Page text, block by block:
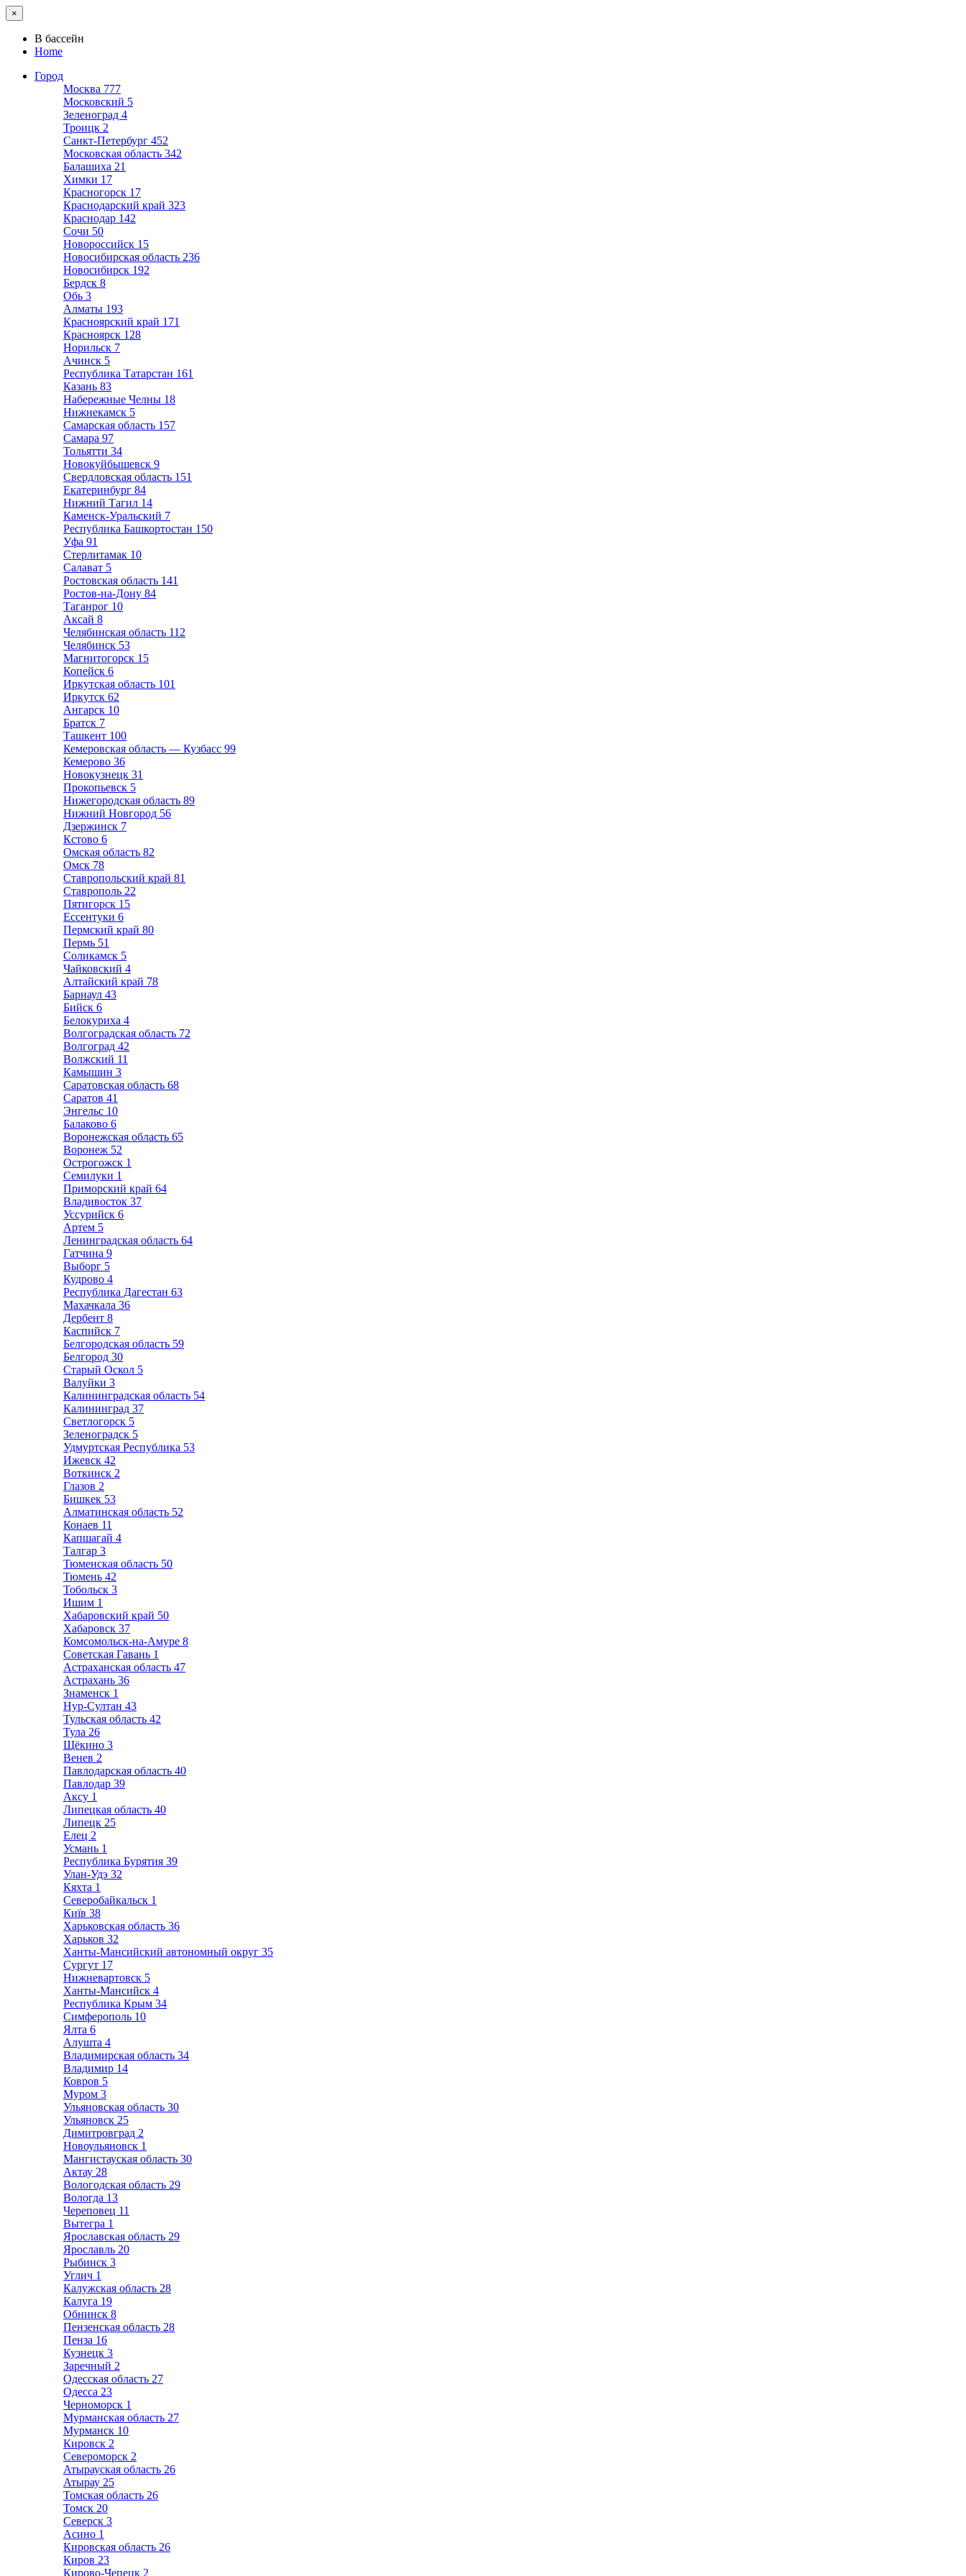
×
В бассейн
Home
Город
Москва 777
Московский 5
Зеленоград 4
Троицк 2
Санкт-Петербург 452
Московская область 342
Балашиха 21
Химки 17
Красногорск 17
Краснодарский край 323
Краснодар 142
Сочи 50
Новороссийск 15
Новосибирская область 236
Новосибирск 192
Бердск 8
Обь 3
Алматы 193
Красноярский край 171
Красноярск 128
Норильск 7
Ачинск 5
Республика Татарстан 161
Казань 83
Набережные Челны 18
Нижнекамск 5
Самарская область 157
Самара 97
Тольятти 34
Новокуйбышевск 9
Свердловская область 151
Екатеринбург 84
Нижний Тагил 14
Каменск-Уральский 7
Республика Башкортостан 150
Уфа 91
Стерлитамак 10
Салават 5
Ростовская область 141
Ростов-на-Дону 84
Таганрог 10
Аксай 8
Челябинская область 112
Челябинск 53
Магнитогорск 15
Копейск 6
Иркутская область 101
Иркутск 62
Ангарск 10
Братск 7
Ташкент 100
Кемеровская область — Кузбасс 99
Кемерово 36
Новокузнецк 31
Прокопьевск 5
Нижегородская область 89
Нижний Новгород 56
Дзержинск 7
Кстово 6
Омская область 82
Омск 78
Ставропольский край 81
Ставрополь 22
Пятигорск 15
Ессентуки 6
Пермский край 80
Пермь 51
Соликамск 5
Чайковский 4
Алтайский край 78
Барнаул 43
Бийск 6
Белокуриха 4
Волгоградская область 72
Волгоград 42
Волжский 11
Камышин 3
Саратовская область 68
Саратов 41
Энгельс 10
Балаково 6
Воронежская область 65
Воронеж 52
Острогожск 1
Семилуки 1
Приморский край 64
Владивосток 37
Уссурийск 6
Артем 5
Ленинградская область 64
Гатчина 9
Выборг 5
Кудрово 4
Республика Дагестан 63
Махачкала 36
Дербент 8
Каспийск 7
Белгородская область 59
Белгород 30
Старый Оскол 5
Валуйки 3
Калининградская область 54
Калининград 37
Светлогорск 5
Зеленоградск 5
Удмуртская Республика 53
Ижевск 42
Воткинск 2
Глазов 2
Бишкек 53
Алматинская область 52
Конаев 11
Капшагай 4
Талгар 3
Тюменская область 50
Тюмень 42
Тобольск 3
Ишим 1
Хабаровский край 50
Хабаровск 37
Комсомольск-на-Амуре 8
Советская Гавань 1
Астраханская область 47
Астрахань 36
Знаменск 1
Нур-Султан 43
Тульская область 42
Тула 26
Щёкино 3
Венев 2
Павлодарская область 40
Павлодар 39
Аксу 1
Липецкая область 40
Липецк 25
Елец 2
Усмань 1
Республика Бурятия 39
Улан-Удэ 32
Кяхта 1
Северобайкальск 1
Київ 38
Харьковская область 36
Харьков 32
Ханты-Мансийский автономный округ 35
Сургут 17
Нижневартовск 5
Ханты-Мансийск 4
Республика Крым 34
Симферополь 10
Ялта 6
Алушта 4
Владимирская область 34
Владимир 14
Ковров 5
Муром 3
Ульяновская область 30
Ульяновск 25
Димитровград 2
Новоульяновск 1
Мангистауская область 30
Актау 28
Вологодская область 29
Вологда 13
Череповец 11
Вытегра 1
Ярославская область 29
Ярославль 20
Рыбинск 3
Углич 1
Калужская область 28
Калуга 19
Обнинск 8
Пензенская область 28
Пенза 16
Кузнецк 3
Заречный 2
Одесская область 27
Одесса 23
Черноморск 1
Мурманская область 27
Мурманск 10
Кировск 2
Североморск 2
Атырауская область 26
Атырау 25
Томская область 26
Томск 20
Северск 3
Асино 1
Кировская область 26
Киров 23
Кирово-Чепецк 2